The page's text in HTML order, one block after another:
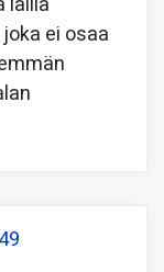
ei osaa